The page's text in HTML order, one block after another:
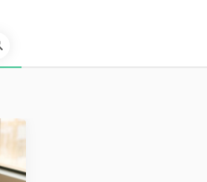
search